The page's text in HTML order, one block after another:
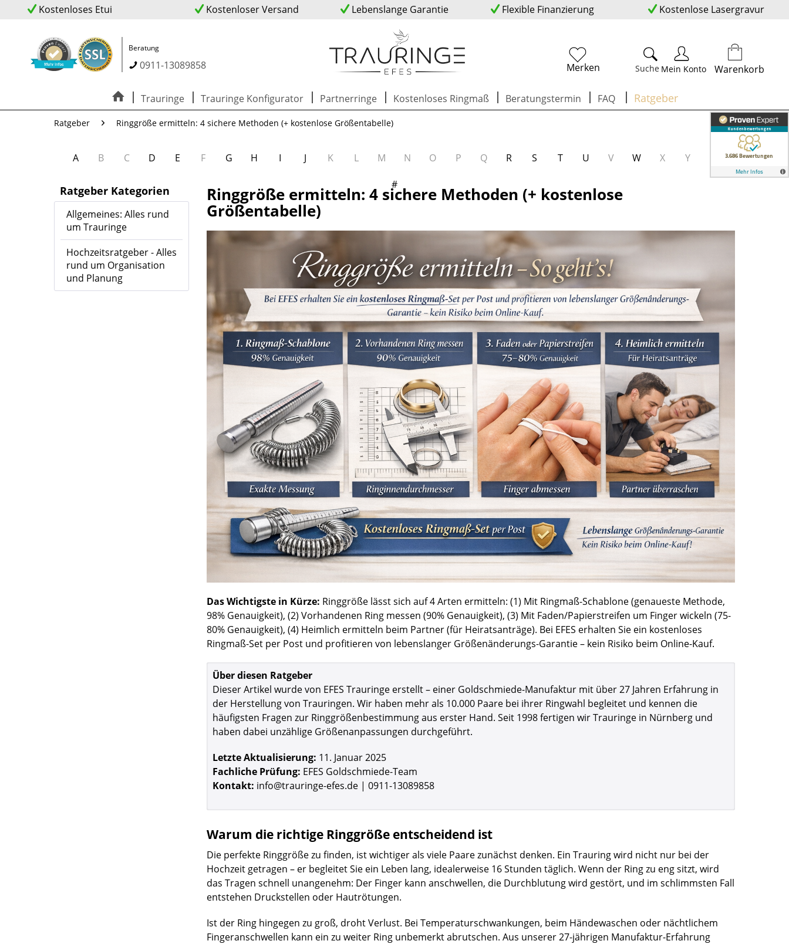
Kostenloses Etui Kostenloser Versand Lebenslange Garantie Flexible Finanzierung Kostenlose Lasergravur
Beratung
0911-13089858 Suche
Merken Mein Konto Warenkorb
Trauringe Trauringe Konfigurator Partnerringe Kostenloses Ringmaß Beratungstermin FAQ Ratgeber
Ratgeber Ringgröße ermitteln: 4 sichere Methoden (+ kostenlose Größentabelle)
A B C D E F G H I J K L M N O P Q R S T U V W X Y
#
Ratgeber Kategorien
Allgemeines: Alles rund
um Trauringe
Hochzeitsratgeber - Alles
rund um Organisation
und Planung
Ringgröße ermitteln: 4 sichere Methoden (+ kostenlose
Größentabelle)
Das Wichtigste in Kürze: Ringgröße lässt sich auf 4 Arten ermitteln: (1) Mit Ringmaß-Schablone(genaueste Methode,
98% Genauigkeit), (2) Vorhandenen Ring messen (90% Genauigkeit), (3) Mit Faden/Papierstreifen um Finger wickeln (75-
80% Genauigkeit), (4) Heimlich ermitteln beim Partner (für Heiratsanträge). Bei EFES erhalten Sie ein kostenloses
Ringmaß-Set per Post und profitieren von lebenslanger Größenänderungs-Garantie – kein Risiko beim Online-Kauf.
Über diesen Ratgeber
Dieser Artikel wurde von EFES Trauringe erstellt – einer Goldschmiede-Manufaktur mit über 27 Jahren Erfahrung in
der Herstellung von Trauringen. Wir haben mehr als 10.000 Paare bei ihrer Ringwahl begleitet und kennen die
häufigsten Fragen zur Ringgrößenbestimmung aus erster Hand. Seit 1998 fertigen wir Trauringe in Nürnberg und
haben dabei unzählige Größenanpassungen durchgeführt.
Letzte Aktualisierung: 11. Januar 2025
Fachliche Prüfung: EFES Goldschmiede-Team
Kontakt: info@trauringe-efes.de | 0911-13089858
Warum die richtige Ringgröße entscheidend ist
Die perfekte Ringgröße zu finden, ist wichtiger als viele Paare zunächst denken. Ein Trauring wird nicht nur bei der
Hochzeit getragen – er begleitet Sie ein Leben lang, idealerweise 16 Stunden täglich. Wenn der Ring zu eng sitzt, wird
das Tragen schnell unangenehm: Der Finger kann anschwellen, die Durchblutung wird gestört, und im schlimmsten Fall
entstehen Druckstellen oder Hautrötungen.
Ist der Ring hingegen zu groß, droht Verlust. Bei Temperaturschwankungen, beim Händewaschen oder nächtlichem
Fingeranschwellen kann ein zu weiter Ring unbemerkt abrutschen. Aus unserer 27-jährigen Manufaktur-Erfahrung